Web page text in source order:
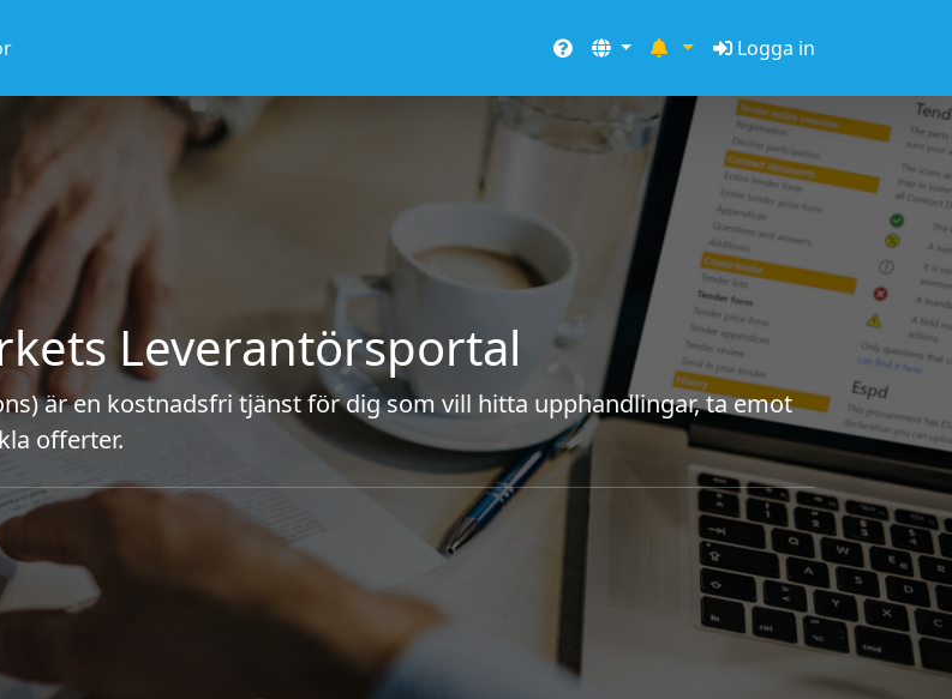
Logga in
Leverantörsportal
är en kostnadsfri tjänst för dig som vill hitta upphandlingar, ta emot
offerter.